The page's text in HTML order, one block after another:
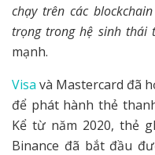
chạy trên các
trọng trong hệ sinh thái
mạnh.
Visa và Mastercard đã
để phát hành thẻ
Kể từ năm 2020, thẻ
Binance đã bắt đầu